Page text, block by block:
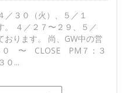
／３０（火）、５／１
。 ４／２７〜２９、５／
おります。 尚、GW中の営
０ 〜 CLOSE PM７：３
０...